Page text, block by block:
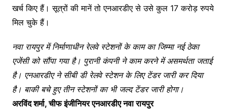
खर्च किए हैं। सूत्रों की मानें तो एनआरडीए से उसे कुल 17 करोड़ रुपये
मिल चुके हैं।
नवा रायपुर में निर्माणाधीन रेलवे स्टेशनों के काम का जिम्मा नई ठेका
एजेंसी को सौंपा गया है। पुरानी कंपनी ने काम करने में असमर्थता जताई
है। एनआरडीए ने सीबी डी रेलवे स्टेशन के लिए टेंडर जारी कर दिया
है। बाकी बचे हुए तीन स्टेशनों का भी जल्द टेंडर जारी होगा।
अरविंद शर्मा, चीफ इंजीनियर एनआरडीए नवा रायपुर